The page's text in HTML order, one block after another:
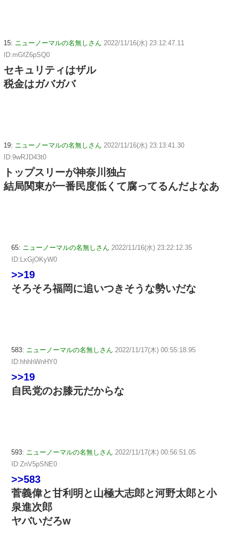
15: ニューノーマルの名無しさん 2022/11/16(水) 23:12:47.11
ID:mGfZ6pSQ0
セキュリティはザル
税金はガバガバ
19: ニューノーマルの名無しさん 2022/11/16(水) 23:13:41.30
ID:9wRJD43t0
トップスリーが神奈川独占
結局関東が一番民度低くて腐ってるんだよなあ
65: ニューノーマルの名無しさん 2022/11/16(水) 23:22:12.35
ID:LxGjOKyW0
>>19
そろそろ福岡に追いつきそうな勢いだな
583: ニューノーマルの名無しさん 2022/11/17(木) 00:55:18.95
ID:hhhhWnHY0
>>19
自民党のお膝元だからな
593: ニューノーマルの名無しさん 2022/11/17(木) 00:56:51.05
ID:ZnV5pSNE0
>>583
菅義偉と甘利明と山極大志郎と河野太郎と小
泉進次郎
ヤバいだろw